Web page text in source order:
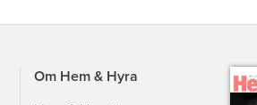
Om Hem & Hyra